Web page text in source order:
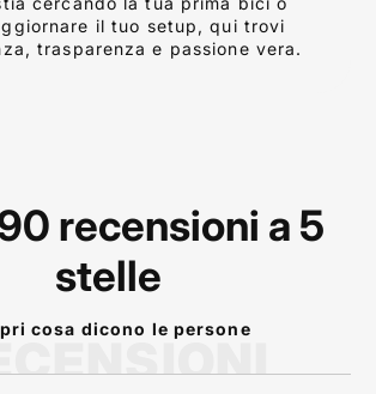
il tuo setup, qui trovi
trasparenza e passione vera.
recensioni a 5
stelle
cosa dicono le persone